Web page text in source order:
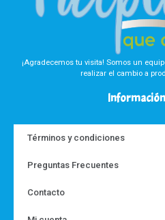
¡Agradecemos tu visita! Somos un
realizar el cambio a
Términos y condiciones
Preguntas Frecuentes
Contacto